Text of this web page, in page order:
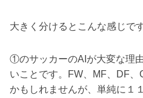
大きく分けるとこんな感じです
①のサッカーのAIが大変な理
いことです。FW、MF、DF
かもしれませんが、単純に１